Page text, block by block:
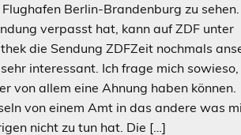
Flughafen Berlin-Brandenburg zu
verpasst hat, kann auf ZDF unter
die Sendung ZDFZeit nochmals
interessant. Ich frage mich
von allem eine Ahnung haben können.
von einem Amt in das andere was
nicht zu tun hat. Die […]